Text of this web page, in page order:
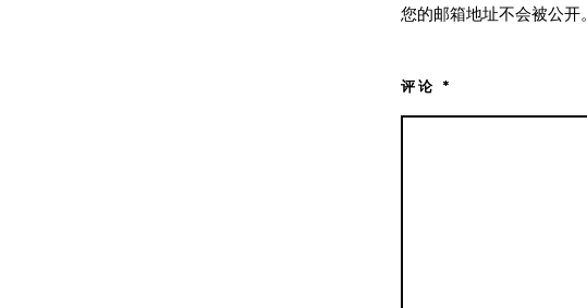
您的邮箱地址不会被公开。
评论 *